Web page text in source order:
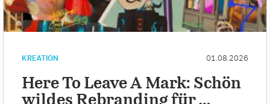
KREATION 01.08.2026
Here To Leave A Mark: Schön
wildes Rebranding für …